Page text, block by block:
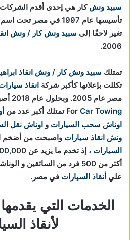
سبيد ونش كار هي إحدى أقدم
تغير لاحقًا إلى سبيد ونش كار / ونش
2006.
تمتلك سبيد ونش كار / ونش انقاذ
تكللت بإعلانها كأكبر شركة انقاذ
For Car Towing تمتلك أكبر عدد من
اوناش سحب السيارات و اوناش نقل
ونش انقاذ سيارات واصبحت من أضخم
السيارات
أكثر من 500 فرد من السائقين
علي أنقاذ السيارات في مصر.
الخدمات التي يقدمها
لأنقاذ